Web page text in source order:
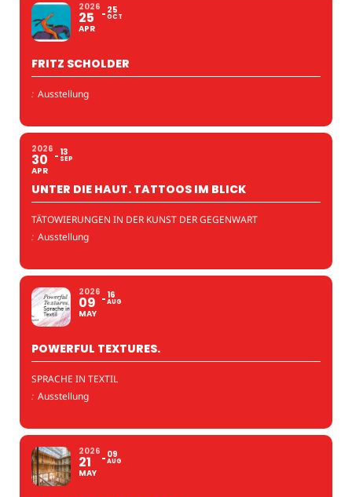
2026
25
APR
25
OCT
FRITZ SCHOLDER
: Ausstellung
2026
30
APR
13
SEP
UNTER DIE HAUT. TATTOOS IM BLICK
TÄTOWIERUNGEN IN DER KUNST DER GEGENWART
: Ausstellung
2026
09
MAY
16
AUG
POWERFUL TEXTURES.
SPRACHE IN TEXTIL
: Ausstellung
2026
21
MAY
09
AUG